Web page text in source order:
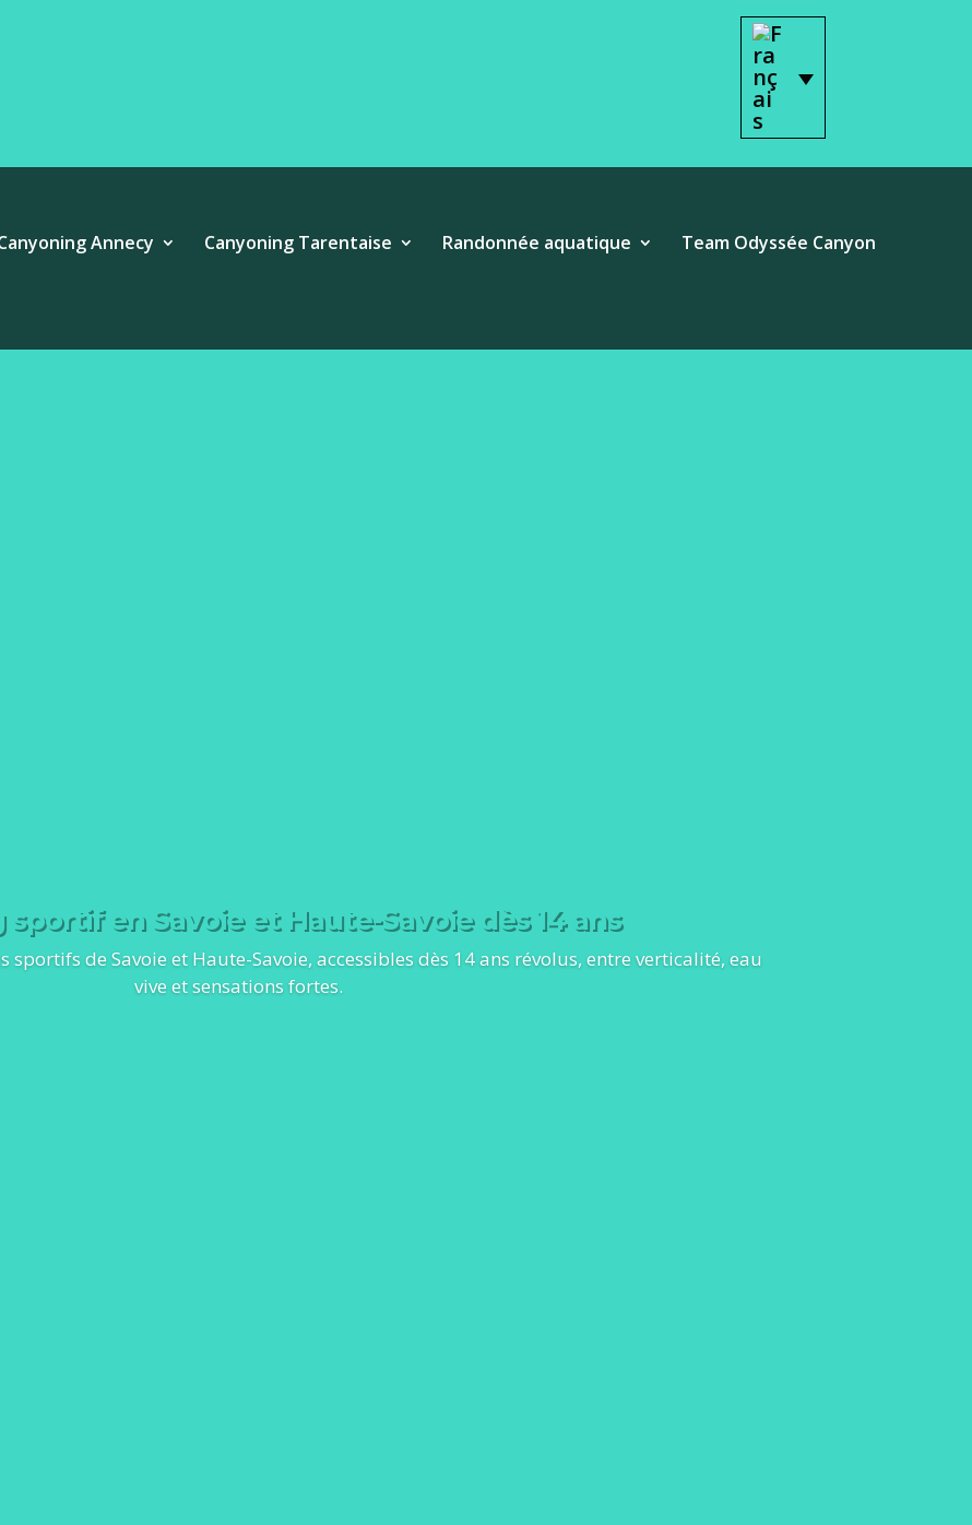
Annecy Canyoning Tarentaise Randonnée aquatique
Team Odyssée Canyon
sportif en Savoie et Haute-Savoie dès 14 ans
sportifs de Savoie et Haute-Savoie, accessibles dès 14 ans révolus, entre verticalité, eau
vive et sensations fortes.